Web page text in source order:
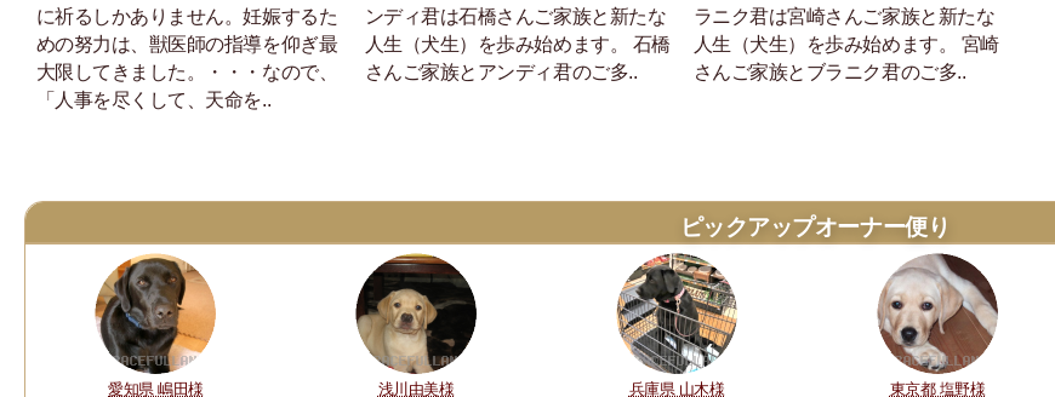
に祈るしかありません。妊娠するた
めの努力は、獣医師の指導を仰ぎ最
大限してきました。・・・なので、
「人事を尽くして、天命を..
ンディ君は石橋さんご家族と新たな
人生（犬生）を歩み始めます。 石橋
さんご家族とアンディ君のご多..
ラニク君は宮崎さんご家族と新たな
人生（犬生）を歩み始めます。 宮崎
さんご家族とブラニク君のご多..
ピックアップオーナー便り
愛知県 嶋田様 浅川由美様 兵庫県 山木様 東京都 塩野様